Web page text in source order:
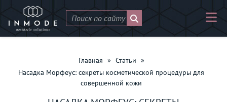
Главная » Статьи »
Насадка Морфеус: секреты косметической процедуры для
совершенной кожи